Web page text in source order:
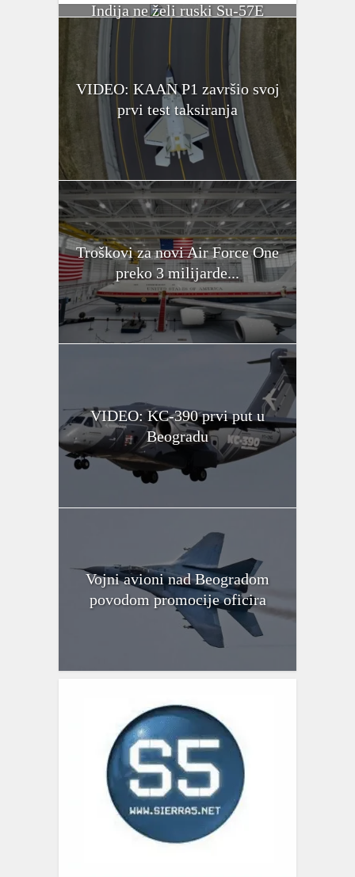
Indija ne želi ruski Su-57E
VIDEO: KAAN P1 završio svoj
prvi test taksiranja
Troškovi za novi Air Force One
preko 3 milijarde...
VIDEO: KC-390 prvi put u
Beogradu
Vojni avioni nad Beogradom
povodom promocije oficira